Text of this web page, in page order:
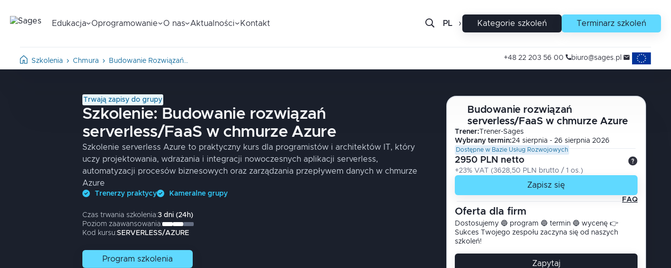
Edukacja Oprogramowanie O nas Aktualności Kontakt PL EN Kategorie szkoleń Terminarz szkoleń
Szkolenia Chmura Budowanie Rozwiązań… +48 22 203 56 00 biuro@sages.pl Projekty
Trwają zapisy do grupy
Szkolenie: Budowanie rozwiązań
serverless/FaaS w chmurze Azure
Szkolenie serverless Azure to praktyczny kurs dla programistów i architektów IT, który
uczy projektowania, wdrażania i integracji nowoczesnych aplikacji serverless,
automatyzacji procesów biznesowych oraz zarządzania przepływem danych w chmurze
Azure
Trenerzy praktycy Kameralne grupy
Czas trwania szkolenia:3 dni (24h)
Poziom zaawansowania:
Kod kursu:SERVERLESS/AZURE
Program szkolenia
Budowanie rozwiązań
serverless/FaaS w chmurze Azure
Trener: Trener-Sages
Wybrany termin:24 sierpnia - 26 sierpnia 2026
Dostępne w Bazie Usług Rozwojowych
2950 PLN netto
+23% VAT (3628,50 PLN brutto / 1 os.)
Zapisz się
FAQ
Oferta dla firm
Dostosujemy 🔵 program 🔵 termin 🔵 wycenę 👉
Sukces Twojego zespołu zaczyna się od naszych
szkoleń!
Zapytaj